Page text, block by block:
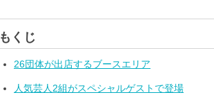
もくじ
26団体が出店するブースエリア
人気芸人2組がスペシャルゲストで登場